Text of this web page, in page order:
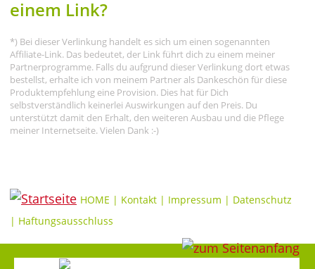
einem Link?
*) Bei dieser Verlinkung handelt es sich um einen sogenannten
Affiliate-Link. Das bedeutet, der Link führt dich zu einem meiner
Partnerprogramme. Falls du aufgrund dieser Verlinkung dort etwas
bestellst, erhalte ich von meinem Partner als Dankeschön für diese
Produktempfehlung eine Provision. Dies hat für Dich
selbstverständlich keinerlei Auswirkungen auf den Preis. Du
unterstützt damit den Erhalt, den weiteren Ausbau und die Pflege
meiner Internetseite. Vielen Dank :-)
HOME | Kontakt | Impressum | Datenschutz
| Haftungsausschluss